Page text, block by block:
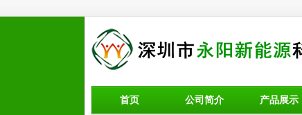
首页 公司简介 产品展示